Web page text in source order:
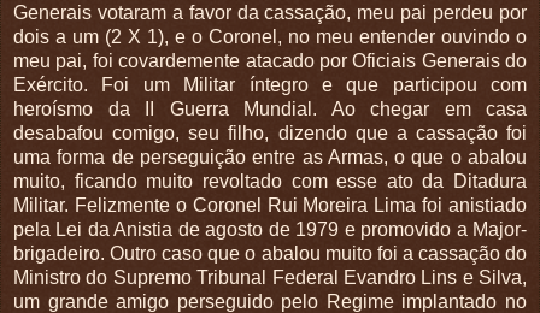
Generais votaram a favor da cassação, meu pai perdeu por
dois a um (2 X 1), e o Coronel, no meu entender ouvindo o
meu pai, foi covardemente atacado por Oficiais Generais do
Exército. Foi um Militar íntegro e que participou com
heroísmo da II Guerra Mundial. Ao chegar em casa
desabafou comigo, seu filho, dizendo que a cassação foi
uma forma de perseguição entre as Armas, o que o abalou
muito, ficando muito revoltado com esse ato da Ditadura
Militar. Felizmente o Coronel Rui Moreira Lima foi anistiado
pela Lei da Anistia de agosto de 1979 e promovido a Major-
brigadeiro. Outro caso que o abalou muito foi a cassação do
Ministro do Supremo Tribunal Federal Evandro Lins e Silva,
um grande amigo perseguido pelo Regime implantado no